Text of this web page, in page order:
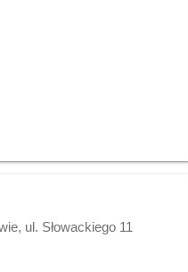
ul. Słowackiego 11